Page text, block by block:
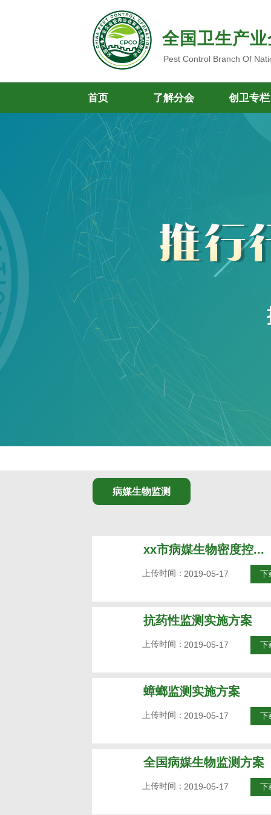
全国卫生产
Pest Control Branch Of
首页 了解分会 创卫专栏
病媒生物监测
xx市病媒生物密度控...
2019-05-17
上传时间： 下
抗药性监测实施方案
2019-05-17
上传时间： 下
蟑螂监测实施方案
2019-05-17
上传时间： 下
全国病媒生物监测方案
2019-05-17
上传时间： 下